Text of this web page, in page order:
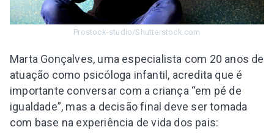
Prostock-studio/Shutterstock.com
Marta Gonçalves, uma especialista com 20 anos de
atuação como psicóloga infantil, acredita que é
importante conversar com a criança “em pé de
igualdade”, mas a decisão final deve ser tomada
com base na experiência de vida dos pais: